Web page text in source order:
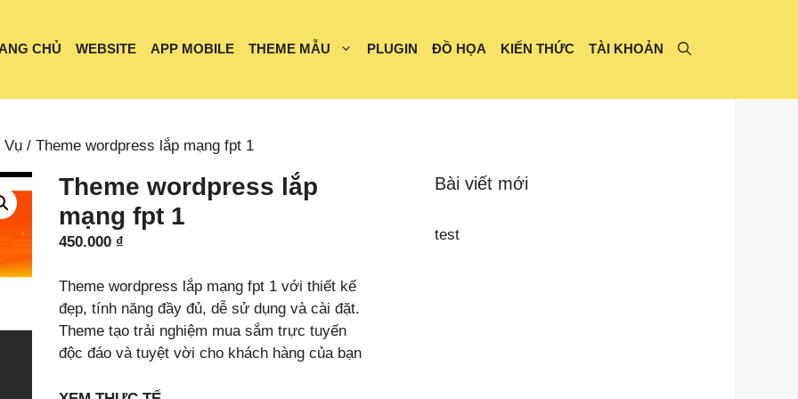
CHỦ WEBSITE APP MOBILE THEME MẪU PLUGIN ĐỒ HỌA KIẾN THỨC TÀI KHOẢN
Vụ / Theme wordpress lắp mạng fpt 1
Theme wordpress lắp
mạng fpt 1
450.000 ₫
Theme wordpress lắp mạng fpt 1 với thiết kế
đẹp, tính năng đầy đủ, dễ sử dụng và cài đặt.
Theme tạo trải nghiệm mua sắm trực tuyến
độc đáo và tuyệt vời cho khách hàng của bạn
Bài viết mới
test